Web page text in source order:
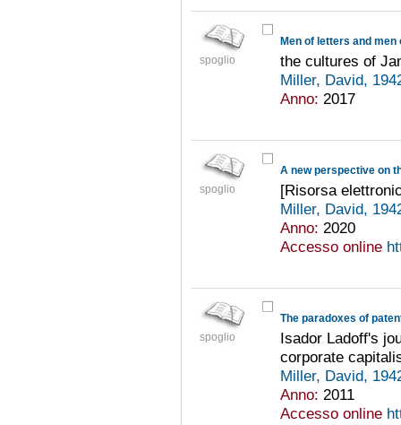
spoglio
Men of letters and
the cultures of
Miller, David,
Anno: 2017
spoglio
[Risorsa
Miller, David,
Anno: 2020
Accesso online
spoglio
The paradoxes of
Isador Ladoff's
corporate
Miller, David,
Anno: 2011
Accesso online